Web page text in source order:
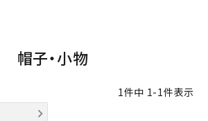
person 会員登録
帽子・小物
1件中 1-1件表示